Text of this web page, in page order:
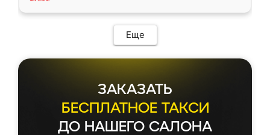
Еще
ЗАКАЗАТЬ
БЕСПЛАТНОЕ ТАКСИ
ДО НАШЕГО САЛОНА